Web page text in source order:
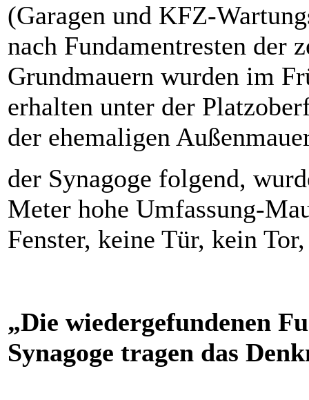
(Garagen und KFZ-
nach Fundamentresten der
Grundmauern wurden im
erhalten unter der
der ehemaligen
der Synagoge folgend,
Meter hohe Umfassung-
Fenster, keine Tür, kein
„Die wiedergefundenen
Synagoge tragen das